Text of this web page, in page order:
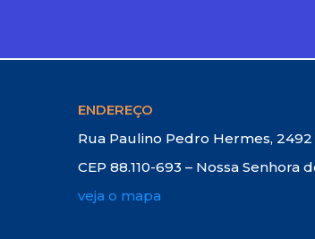
ENDEREÇO
Rua Paulino Pedro Hermes, 2492
CEP 88.110-693 – Nossa Senhora
veja o mapa